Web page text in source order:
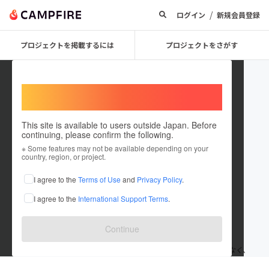
ログイン / 新規会員登録
プロジェクトを掲載するには プロジェクトをさがす
This site is available to users outside Japan. Before
continuing, please confirm the following.
※ Some features may not be available depending on your
country, region, or project.
I agree to the Terms of Use and Privacy Policy.
I agree to the International Support Terms.
Continue
横浜市青葉区に屋内ドッグランを
プロジェクトオーナー
これまでに1件のプロジェクトを投稿しています
在住国：日本 現在地：神奈川県
出身地：千葉県
愛犬をより幸せにするために日々奮闘中です。 自分の犬だけではなく、